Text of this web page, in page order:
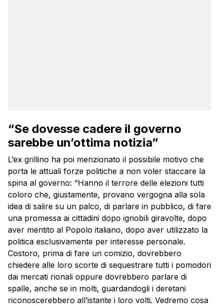
“Se dovesse cadere il governo
sarebbe un’ottima notizia”
L’ex grillino ha poi menzionato il possibile motivo che
porta le attuali forze politiche a non voler staccare la
spina al governo: “Hanno il terrore delle elezioni tutti
coloro che, giustamente, provano vergogna alla sola
idea di salire su un palco, di parlare in pubblico, di fare
una promessa ai cittadini dopo ignobili giravolte, dopo
aver mentito al Popolo italiano, dopo aver utilizzato la
politica esclusivamente per interesse personale.
Costoro, prima di fare un comizio, dovrebbero
chiedere alle loro scorte di sequestrare tutti i pomodori
dai mercati rionali oppure dovrebbero parlare di
spalle, anche se in molti, guardandogli i deretani
riconoscerebbero all’istante i loro volti. Vedremo cosa